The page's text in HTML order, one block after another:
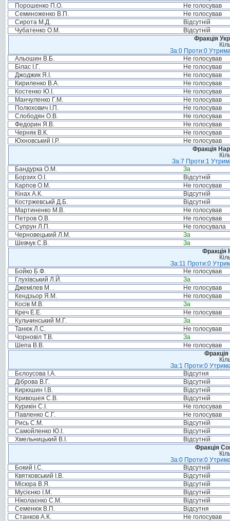
Порошенко П.О.
Не голосував
Семиноженко В.П.
Не голосував
Сирота М.Д.
Відсутній
Чубатенко О.М.
Відсутній
Фракція
За:0 Проти:0
Альошин В.Б.
Не голосував
Білас І.Г.
Не голосував
Джоджик Я.І.
Не голосував
Кириленко В.А.
Не голосував
Костенко Ю.І.
Не голосував
Манчуленко Г.М.
Не голосував
Полюхович І.П.
Не голосував
Слободян О.В.
Не голосував
Федорин Я.В.
Не голосував
Черняк В.К.
Не голосував
Юхновський І.Р.
Не голосував
Фракція
За:7 Проти:1
Бандурка О.М.
За
Борзих О.І.
Відсутній
Карпов О.М.
Не голосував
Кінах А.К.
Відсутній
Костржевськй Д.Б.
Відсутній
Мартиненко М.В.
Не голосував
Петров О.В.
Не голосував
Супрун Л.П.
Не голосувала
Черновецький Л.М.
За
Шевчук С.В.
За
Фракція
За:11 Проти:0
Бойко Б.Ф.
Не голосував
Глухівський Л.Й.
За
Джемілев М. .
Не голосував
Кендзьор Я.М.
Не голосував
Косів М.В.
За
Креч Е.Е.
Не голосував
Кульчинський М.Г.
За
Танюк Л.С.
Не голосував
Чорновіл Т.В.
За
Шепа В.В.
Не голосував
Фракція
За:1 Проти:0
Бєлоусова І.А.
Відсутня
Діброва В.Г.
Відсутній
Кирюшин І.В.
Відсутній
Кривошея С.В.
Відсутній
Курикін С.І.
Не голосував
Павленко С.Г.
Не голосував
Рись С.М.
Відсутній
Самойленко Ю.І.
Відсутній
Хмельницький В.І.
Відсутній
Фракція
За:0 Проти:0
Бокий І.С.
Відсутній
Квятковський І.В.
Відсутній
Місюра В.Я.
Відсутній
Мусієнко І.М.
Відсутній
Ніколаєнко С.М.
Відсутній
Семенюк В.П.
Відсутня
Станков А.К.
Не голосував